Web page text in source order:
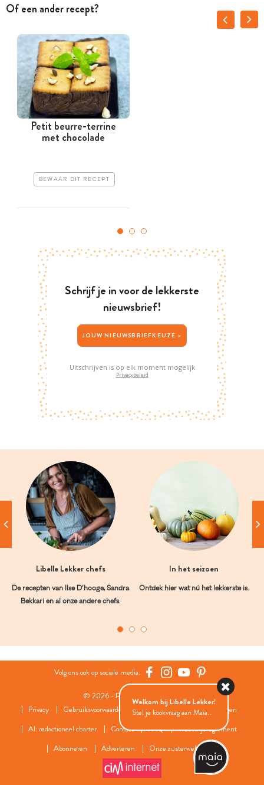
Of een ander recept?
Petit beurre-terrine
met chocolade
BEWAAR DIT RECEPT
Schrijf je in voor de lekkerste
nieuwsbrief!
JOUW NIEUWSBRIEFKEUZE >
Uitschrijven is op elk moment mogelijk
Privacybeleid
Libelle Lekker chefs
De recepten van Ilse D’hooge, Sandra
Bekkari en al onze andere chefs.
In het seizoen
Ontdek hier wat nú het lekkerste is.
Volg ons ook op sociale media:
© 2026 - Roularta Media Group
Privacy
Gebruiksvoorwaarden Cookies
Cookies instellingen
AI: redactioneel charter
Contact FAQ
Wedstrijdreglement
Abonneren
Adverteren Onze zusterwebsites
Welkom bij Libelle Lekker!
Stel je kookvraag aan Maia...